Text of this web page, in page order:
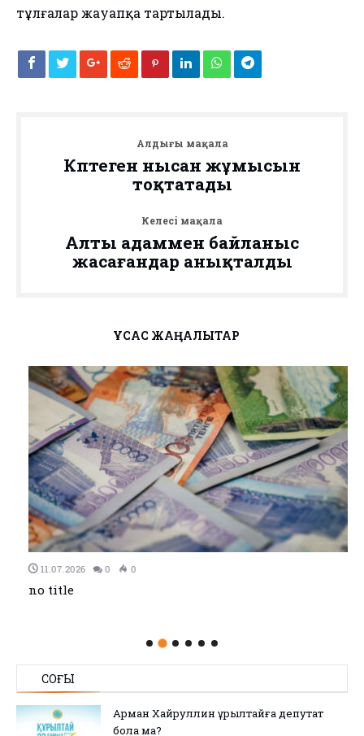
тұлғалар жауапқа тартылады.
Алдыңғы мақала
Көптеген нысан жұмысын
тоқтатады
Келесі мақала
Алты адаммен байланыс
жасағандар анықталды
ҰҚСАС ЖАҢАЛЫҚТАР
11.07.2026 0 0
no title
СОҢҒЫ
Арман Хайруллин Құрылтайға депутат
бола ма?